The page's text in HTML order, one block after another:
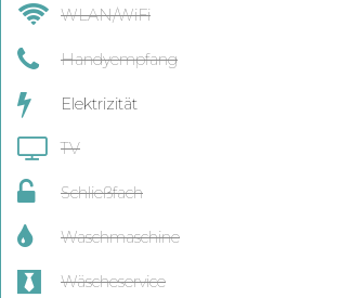
WLAN/WiFi
Handyempfang
Elektrizität
TV
Schließfach
Waschmaschine
Wäscheservice